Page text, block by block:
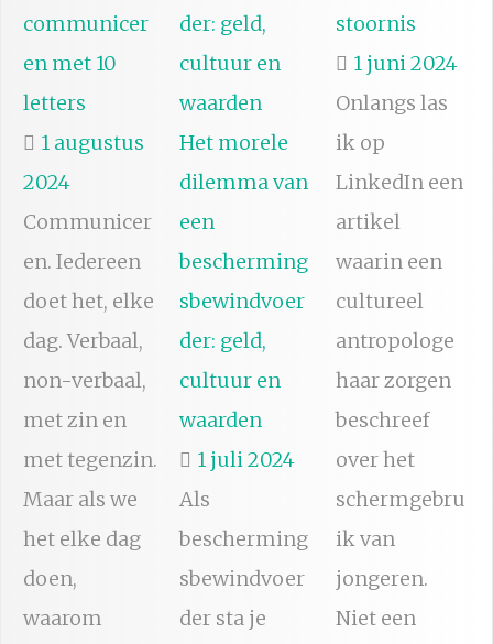
communicer
en met 10
letters
1 augustus
2024
Communicer
en. Iedereen
doet het, elke
dag. Verbaal,
non-verbaal,
met zin en
met tegenzin.
Maar als we
het elke dag
doen,
waarom
Het morele
dilemma van
een
bescherming
sbewindvoer
der: geld,
cultuur en
waarden
1 juli 2024
Als
bescherming
sbewindvoer
der sta je
stoornis
1 juni 2024
Onlangs las
ik op
LinkedIn een
artikel
waarin een
cultureel
antropologe
haar zorgen
beschreef
over het
schermgebru
ik van
jongeren.
Niet een